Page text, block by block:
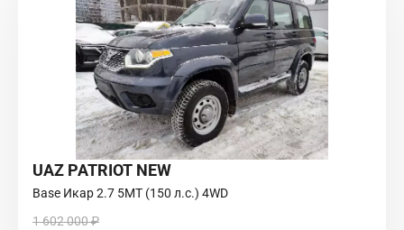
UAZ PATRIOT NEW
Base Икар 2.7 5МТ (150 л.с.) 4WD
1 602 000 ₽